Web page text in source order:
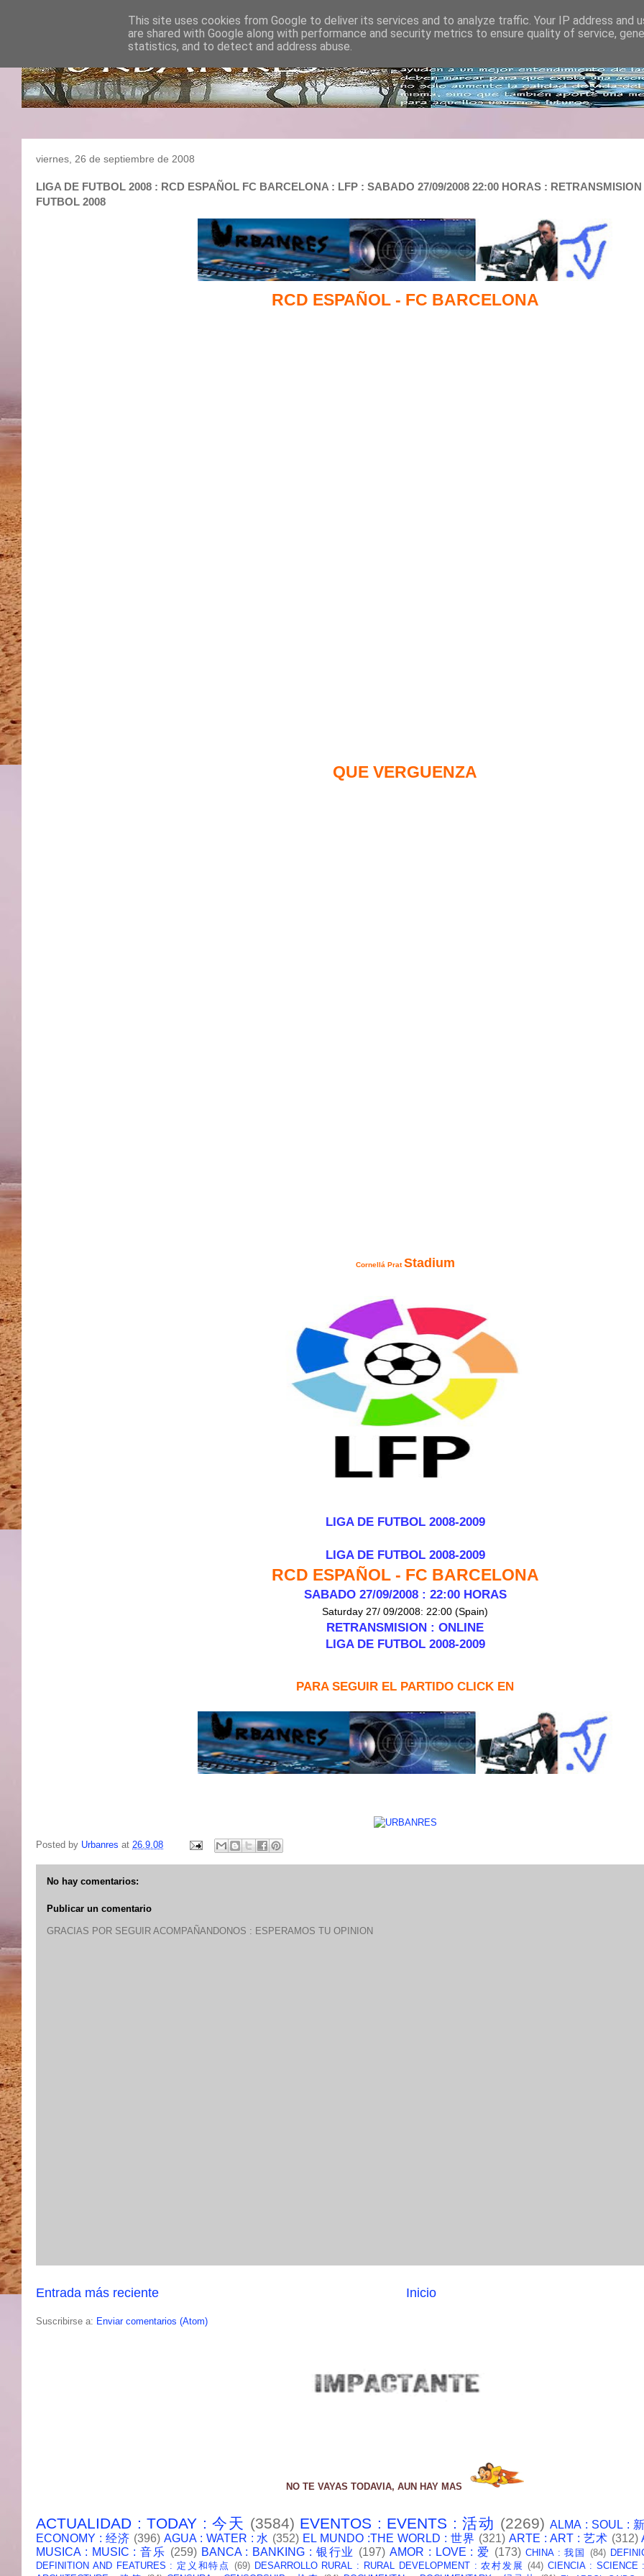
viernes, 26 de septiembre de 2008
LIGA DE FUTBOL 2008 : RCD ESPAÑOL FC BARCELONA : LFP : SABADO 27/09/2008 22:00 HORAS :
FUTBOL 2008
RCD ESPAÑOL - FC BARCELONA
QUE VERGUENZA
Cornellá PratStadium
LIGA DE FUTBOL 2008-2009
LIGA DE FUTBOL 2008-2009
RCD ESPAÑOL - FC BARCELONA
SABADO 27/09/2008 : 22:00 HORAS
Saturday 27/ 09/2008: 22:00 (Spain)
RETRANSMISION : ONLINE
LIGA DE FUTBOL 2008-2009
PARA SEGUIR EL PARTIDO CLICK EN
Posted by Urbanres at 26.9.08
No hay comentarios:
Publicar un comentario
GRACIAS POR SEGUIR ACOMPAÑANDONOS : ESPERAMOS TU OPINION
Entrada más reciente Inicio
Suscribirse a: Enviar comentarios (Atom)
NO TE VAYAS TODAVIA, AUN HAY MAS
ACTUALIDAD : TODAY : 今天 (3584) EVENTOS : EVENTS : 活动 (2269) ALMA : SOUL :
ECONOMY : 经济 (396) AGUA : WATER : 水 (352) EL MUNDO :THE WORLD : 世界 (321) ARTE : ART : 艺术 (312)
MUSICA : MUSIC : 音乐 (259) BANCA : BANKING : 银行业 (197) AMOR : LOVE : 爱 (173) CHINA : 我国 (84)
DEFINITION AND FEATURES : 定义和特点 (69) DESARROLLO RURAL : RURAL DEVELOPMENT : 农村发展 (44) CIENCIA : SCIENCE
This site uses cookies from Google to deliver its services and to analyze traffic. Your IP address and
are shared with Google along with performance and security metrics to ensure quality of service,
statistics, and to detect and address abuse.